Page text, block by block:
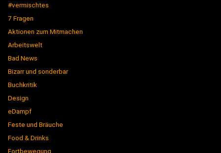
#vermischtes
7 Fragen
Aktionen zum Mitmachen
Arbeitswelt
Bad News
Bizarr und sonderbar
Buchkritik
Design
eDampf
Feste und Bräuche
Food & Drinks
Fortbewegung